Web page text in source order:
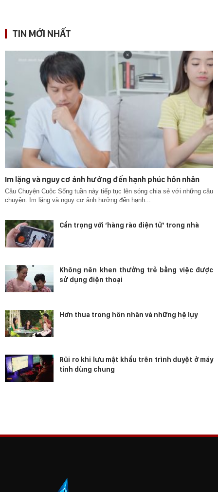
TIN MỚI NHẤT
Im lặng và nguy cơ ảnh hưởng đến hạnh phúc hôn nhân
Câu Chuyện Cuộc Sống tuần này tiếp tục lên sóng chia sẻ với những câu
chuyện: Im lặng và nguy cơ ảnh hưởng đến hạnh...
Cẩn trọng với ‘hàng rào điện tử’ trong nhà
Không nên khen thưởng trẻ bằng việc được
sử dụng điện thoại
Hơn thua trong hôn nhân và những hệ lụy
Rủi ro khi lưu mật khẩu trên trình duyệt ở máy
tính dùng chung